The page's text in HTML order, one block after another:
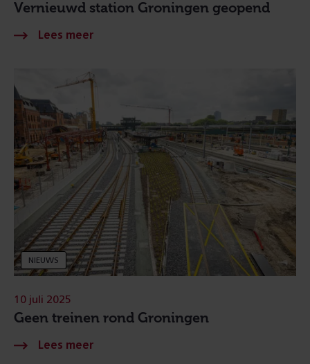
Vernieuwd station Groningen geopend
NIEUWS
Geen treinen rond Groningen
10 juli 2025